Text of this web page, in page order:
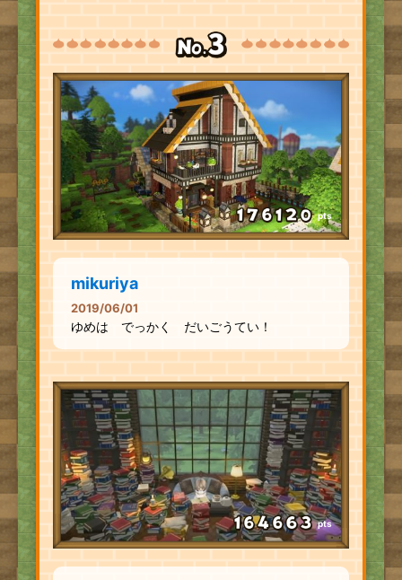
pts
mikuriya
2019/06/01
ゆめは でっかく だいごうてい！
pts